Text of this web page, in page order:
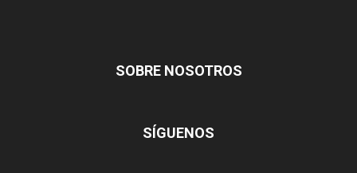
SOBRE NOSOTROS
SÍGUENOS